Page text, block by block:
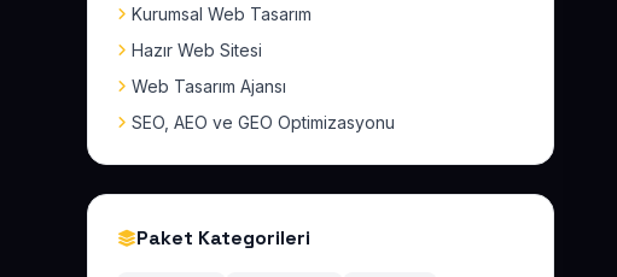
Kurumsal Web Tasarım
Hazır Web Sitesi
Web Tasarım Ajansı
SEO, AEO ve GEO Optimizasyonu
Paket Kategorileri